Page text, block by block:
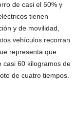
de casi el 50% y
tienen
y de movilidad,
vehículos recorran
representa que
casi 60 kilogramos de
de cuatro tiempos.